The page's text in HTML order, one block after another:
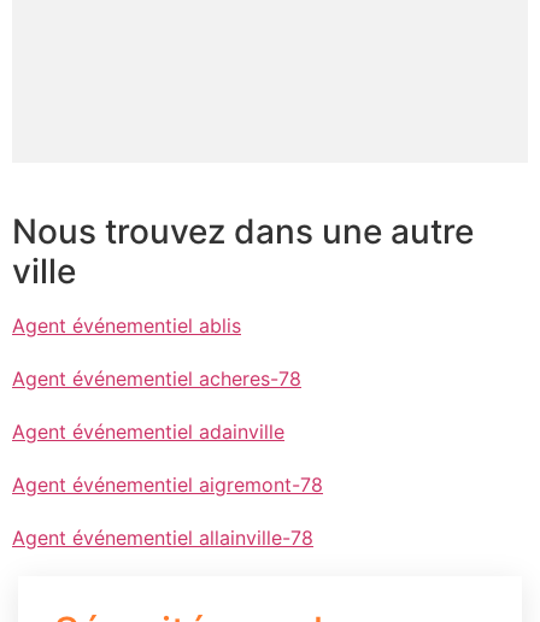
Nous trouvez dans une autre
ville
Agent événementiel ablis
Agent événementiel acheres-78
Agent événementiel adainville
Agent événementiel aigremont-78
Agent événementiel allainville-78